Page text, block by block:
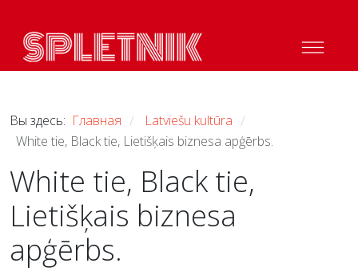
Вы здесь: Главная / Latviešu kultūra /
White tie, Black tie, Lietišķais biznesa apģērbs.
White tie, Black tie,
Lietišķais biznesa
apģērbs.